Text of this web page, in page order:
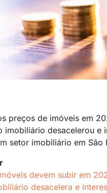
preços de imóveis em
imobiliário desacelerou e
setor imobiliário em São
devem subir em
desacelera e